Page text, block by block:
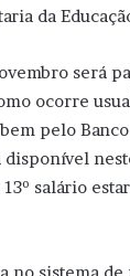
da
será
ocorre
pelo
salário